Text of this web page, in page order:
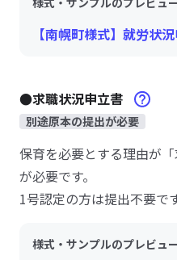
【南幌町様式】就労状
●求職状況申立書
別途原本の提出が必要
保育を必要とする理由が
が必要です。
1号認定の方は提出不要です
様式・サンプルのプレビュ